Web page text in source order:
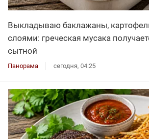
Выкладываю баклажаны,
слоями: греческая мусака
сытной
Панорама сегодня, 04:25